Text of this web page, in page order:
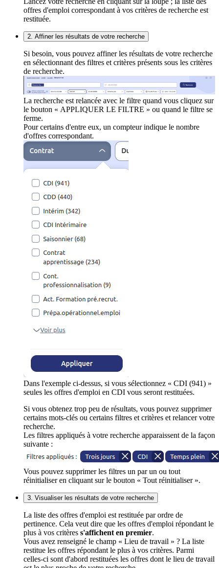
offres d'emploi correspondant à vos critères de recherche est
restituée.
2. Affiner les résultats de votre recherche
Si besoin, vous pouvez affiner les résultats de votre recherche
en sélectionnant des filtres et critères présents sous les critères
de recherche.
La recherche est relancée avec le filtre quand vous cliquez sur
le bouton « APPLIQUER LE FILTRE » ou quand le filtre se
ferme.
Pour certains d'entre eux, un compteur indique le nombre
d'offres correspondant.
Dans l'exemple ci-dessus, si vous sélectionnez « CDI (941) »
seules les offres d'emploi en CDI vous seront restituées.
Si vous obtenez trop peu de résultats, vous pouvez supprimer
certains mots-clés ou certains filtres et critères et relancer votre
recherche.
Les filtres appliqués à votre recherche apparaissent de la façon
suivante :
Vous pouvez supprimer les filtres un par un ou tout
réinitialiser en cliquant sur le bouton « Tout réinitialiser ».
3. Visualiser les résultats de votre recherche
La liste des offres d'emploi est restituée par ordre de
pertinence. Cela veut dire que les offres d'emploi répondant le
plus à vos critères s'affichent en premier.
Vous avez renseigné le champ « Lieu de travail » ? La liste
restitue les offres répondant le plus à vos critères. Parmi
celles-ci sont d'abord restituées les offres dont le lieu de travail